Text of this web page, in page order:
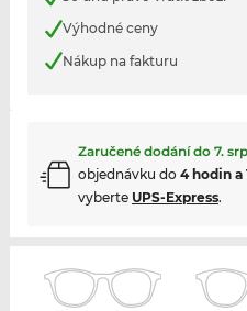
Výhodné ceny
Nákup na fakturu
Zaručené dodání do 7.
objednávku do 4 hodin a
vyberte UPS-Express.